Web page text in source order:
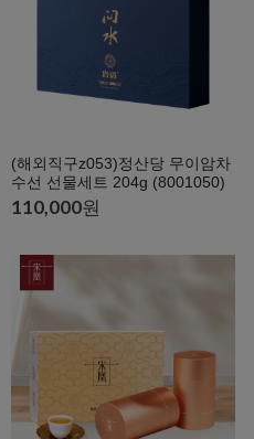
(해외직구z053)정산당 무이암차
수선 선물세트 204g (8001050)
110,000원